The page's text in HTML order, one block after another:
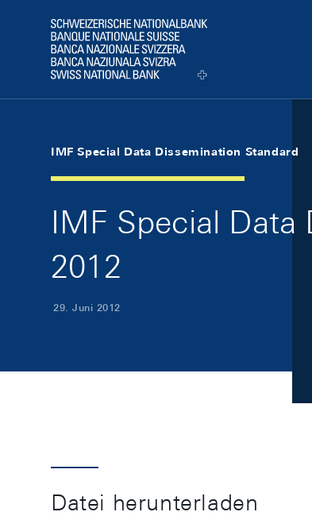
Logo
IMF Special Data Dissemination Standard
IMF Special Data
2012
29. Juni 2012
Datei herunterladen